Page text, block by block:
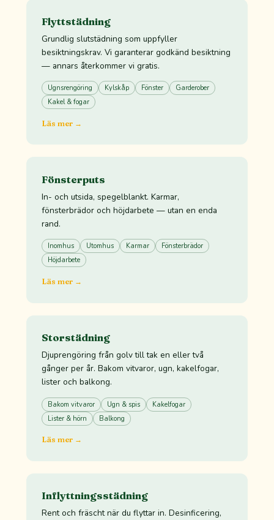
Flyttstädning
Grundlig slutstädning som uppfyller
besiktningskrav. Vi garanterar godkänd besiktning
— annars återkommer vi gratis.
Ugnsrengöring Kylskåp Fönster
Garderober
Kakel & fogar
Läs mer →
Fönsterputs
In- och utsida, spegelblankt. Karmar,
fönsterbrädor och höjdarbete — utan en enda
rand.
Inomhus Utomhus Karmar
Fönsterbrädor
Höjdarbete
Läs mer →
Storstädning
Djuprengöring från golv till tak en eller två
gånger per år. Bakom vitvaror, ugn, kakelfogar,
lister och balkong.
Bakom vitvaror Ugn & spis
Kakelfogar
Lister & hörn
Balkong
Läs mer →
Inflyttningsstädning
Rent och fräscht när du flyttar in. Desinficering,